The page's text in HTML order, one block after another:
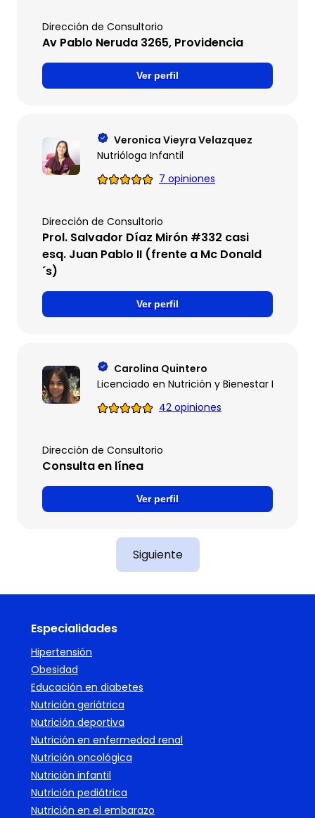
Dirección de Consultorio
Av Pablo Neruda 3265, Providencia
Ver perfil
Veronica Vieyra Velazquez
Nutrióloga Infantil
7 opiniones
Dirección de Consultorio
Prol. Salvador Díaz Mirón #332 casi
esq. Juan Pablo II (frente a Mc Donald
´s)
Ver perfil
Carolina Quintero
Licenciado en Nutrición y Bienestar Integral
42 opiniones
Dirección de Consultorio
Consulta en línea
Ver perfil
Siguiente
Especialidades
Hipertensión
Obesidad
Educación en diabetes
Nutrición geriátrica
Nutrición deportiva
Nutrición en enfermedad renal
Nutrición oncológica
Nutrición infantil
Nutrición pediátrica
Nutrición en el embarazo